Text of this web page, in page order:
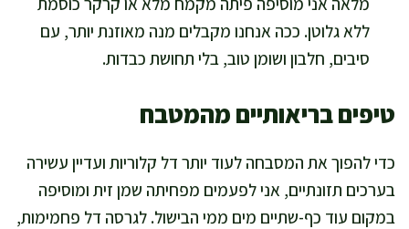
ללא גלוטן. ככה אנחנו מקבלים מנה מאוזנת יותר, עם
סיבים, חלבון ושומן טוב, בלי תחושת כבדות.
טיפים בריאותיים מהמטבח
כדי להפוך את המסבחה לעוד יותר דל קלוריות ועדיין עשירה
בערכים תזונתיים, אני לפעמים מפחיתה שמן זית ומוסיפה
במקום עוד כף-שתיים מים ממי הבישול. לגרסה דל פחמימות,